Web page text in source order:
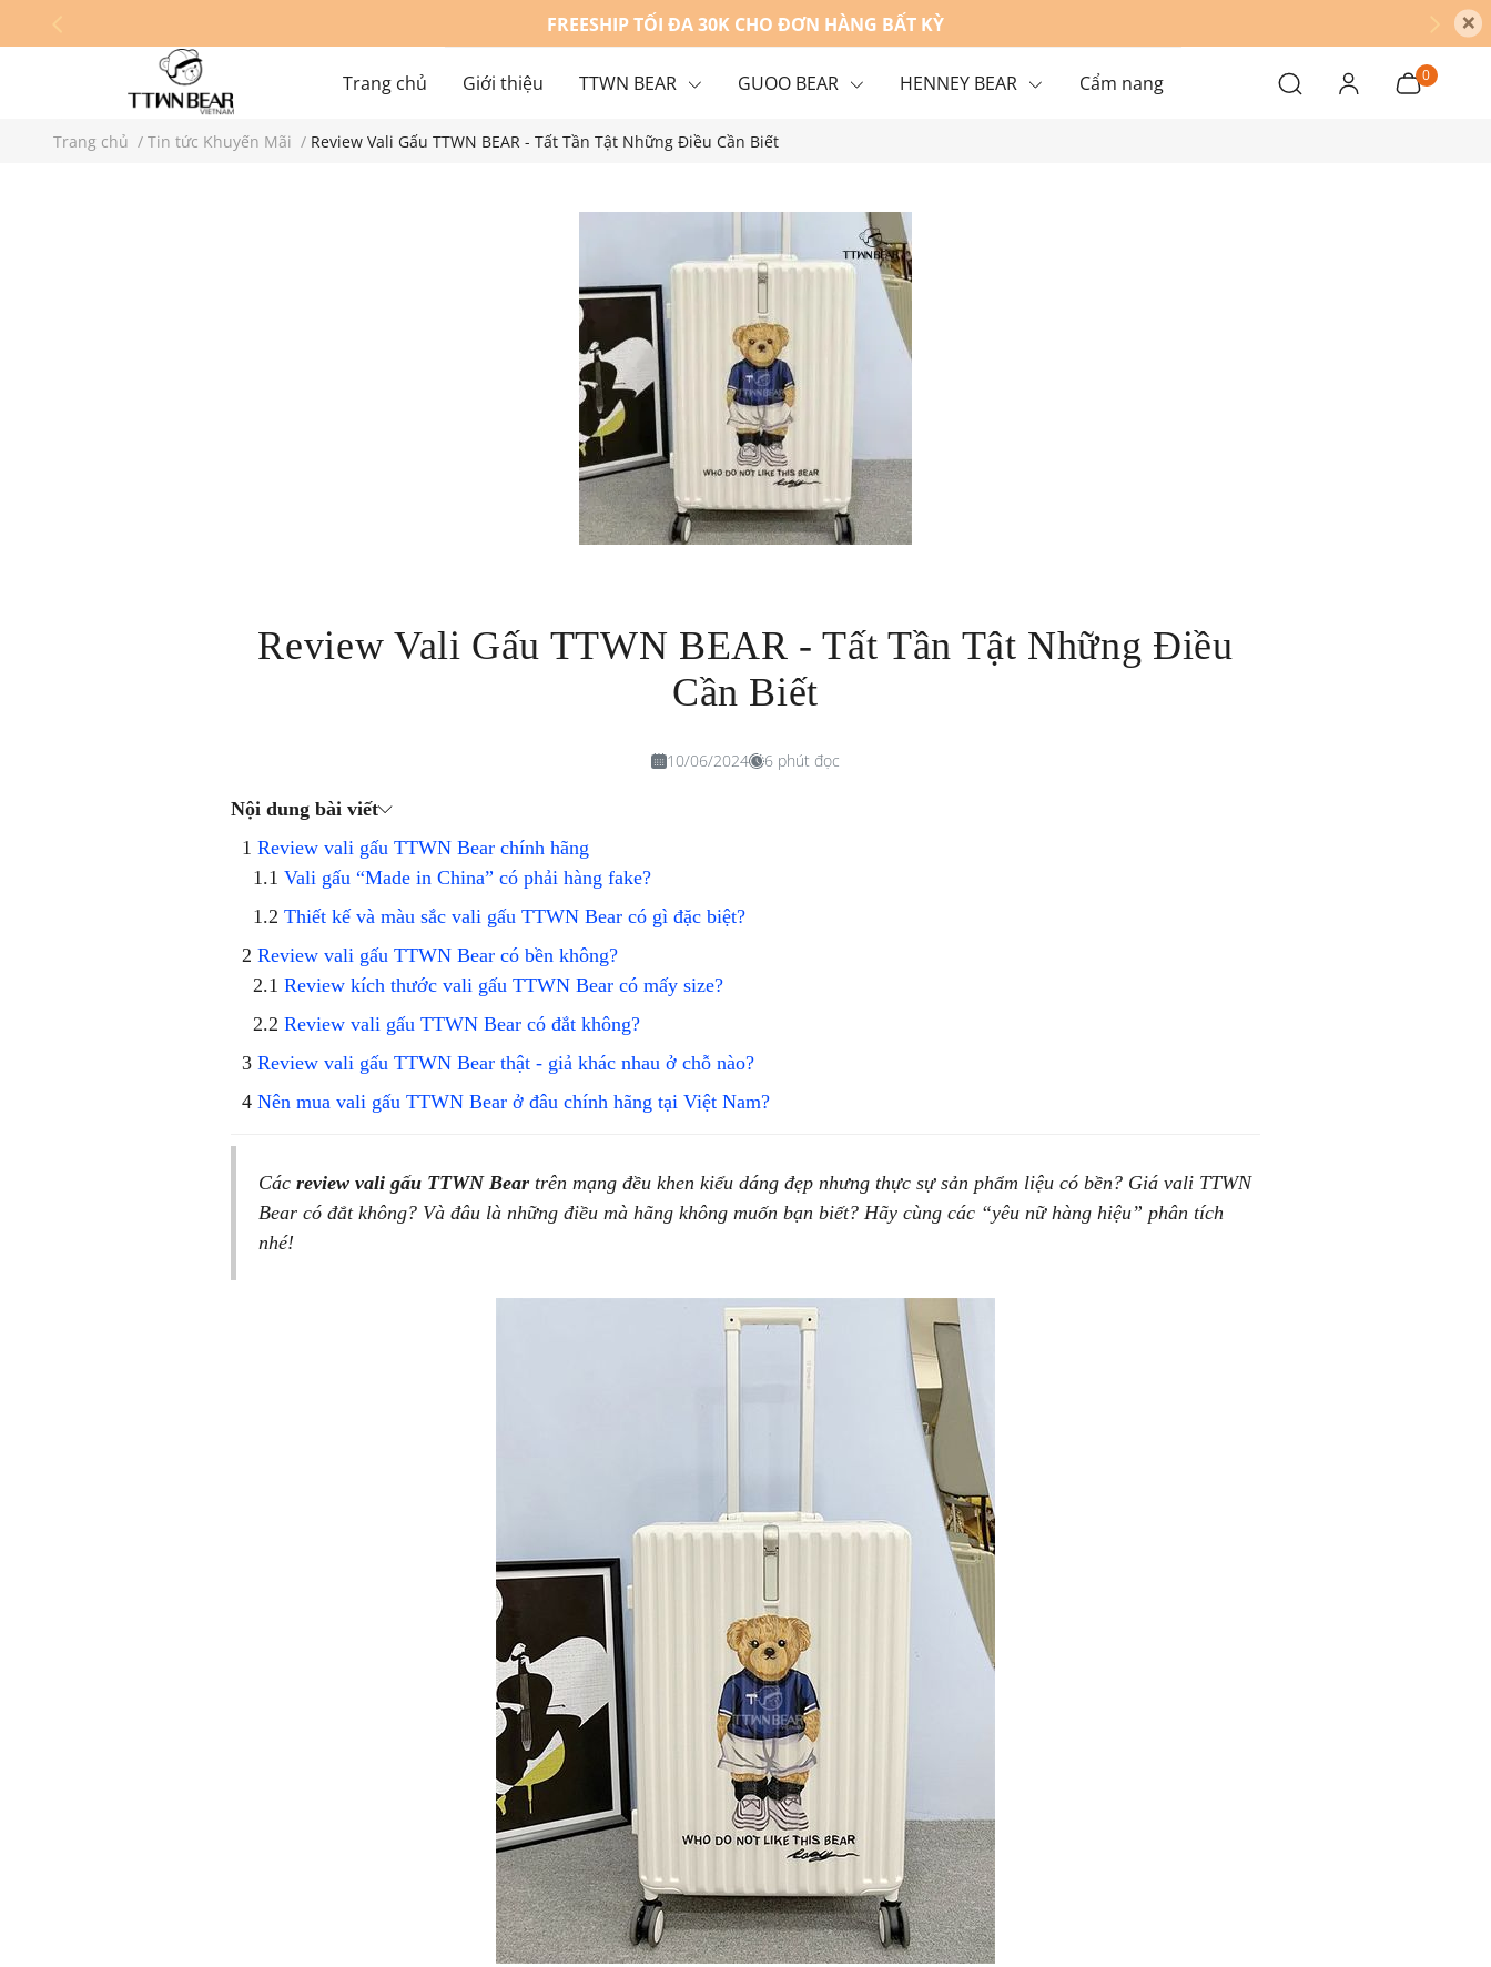
FREESHIP TỐI ĐA 30K CHO ĐƠN HÀNG BẤT KỲ ×
Trang chủ Giới thiệu TTWN BEAR GUOO BEAR HENNEY BEAR Cẩm nang 0
Trang chủ / Tin tức Khuyến Mãi / Review Vali Gấu TTWN BEAR - Tất Tần Tật Những Điều Cần Biết
Review Vali Gấu TTWN BEAR - Tất Tần Tật Những Điều
Cần Biết
10/06/2024 6 phút đọc
Nội dung bài viết
Review vali gấu TTWN Bear chính hãng
Vali gấu “Made in China” có phải hàng fake?
Thiết kế và màu sắc vali gấu TTWN Bear có gì đặc biệt?
Review vali gấu TTWN Bear có bền không?
Review kích thước vali gấu TTWN Bear có mấy size?
Review vali gấu TTWN Bear có đắt không?
Review vali gấu TTWN Bear thật - giả khác nhau ở chỗ nào?
Nên mua vali gấu TTWN Bear ở đâu chính hãng tại Việt Nam?
Các review vali gấu TTWN Bear trên mạng đều khen kiểu dáng đẹp nhưng thực sự sản phẩm liệu có bền? Giá vali TTWN
Bear có đắt không? Và đâu là những điều mà hãng không muốn bạn biết? Hãy cùng các “yêu nữ hàng hiệu” phân tích
nhé!